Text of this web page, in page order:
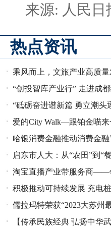
来源: 人民日
热点资讯
乘风而上，文旅产业高质
“创投智库产业行” 走进成
产业发展！
“砥砺奋进谱新篇 勇立潮头
沿海港口前20名
爱的City Walk—跟铂金喵
「一城一妙·铂金唤心」秋
哈银消费金融推动消费金
盖面
启东市人大：从“农田”到“
淘宝直播产业带服务商——
变革
积极推动可持续发展 充电
儒拉玛特荣获“2023大苏州
“职”等你来！
【传承民族经典 弘扬中华